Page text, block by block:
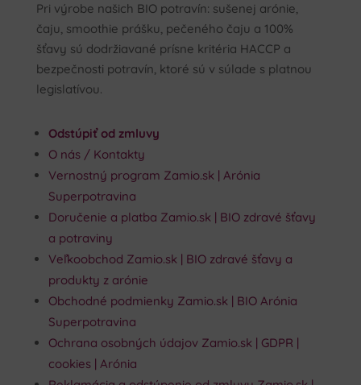
Pri výrobe našich BIO potravín: sušenej arónie,
čaju, smoothie prášku, pečeného čaju a 100%
šťavy sú dodržiavané prísne kritéria HACCP a
bezpečnosti potravín, ktoré sú v súlade s platnou
legislatívou.
Odstúpiť od zmluvy
O nás / Kontakty
Vernostný program Zamio.sk | Arónia
Superpotravina
Doručenie a platba Zamio.sk | BIO zdravé šťavy
a potraviny
Veľkoobchod Zamio.sk | BIO zdravé šťavy a
produkty z arónie
Obchodné podmienky Zamio.sk | BIO Arónia
Superpotravina
Ochrana osobných údajov Zamio.sk | GDPR |
cookies | Arónia